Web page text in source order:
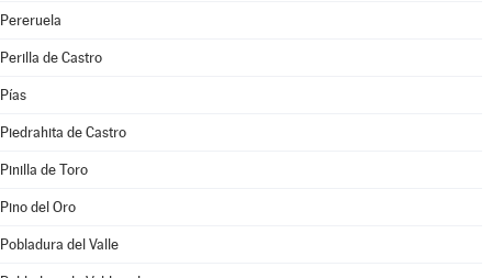
Pereruela
Perilla de Castro
Pías
Piedrahita de Castro
Pinilla de Toro
Pino del Oro
Pobladura del Valle